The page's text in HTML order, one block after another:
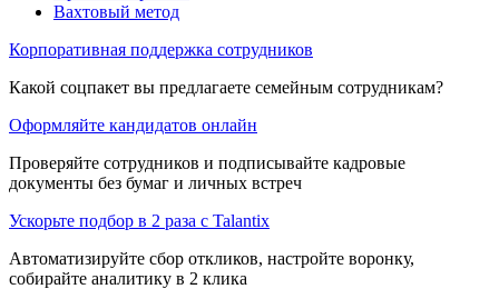
Вахтовый метод
Корпоративная поддержка сотрудников
Какой соцпакет вы предлагаете семейным сотрудникам?
Оформляйте кандидатов онлайн
Проверяйте сотрудников и подписывайте кадровые
документы без бумаг и личных встреч
Ускорьте подбор в 2 раза с Talantix
Автоматизируйте сбор откликов, настройте воронку,
собирайте аналитику в 2 клика